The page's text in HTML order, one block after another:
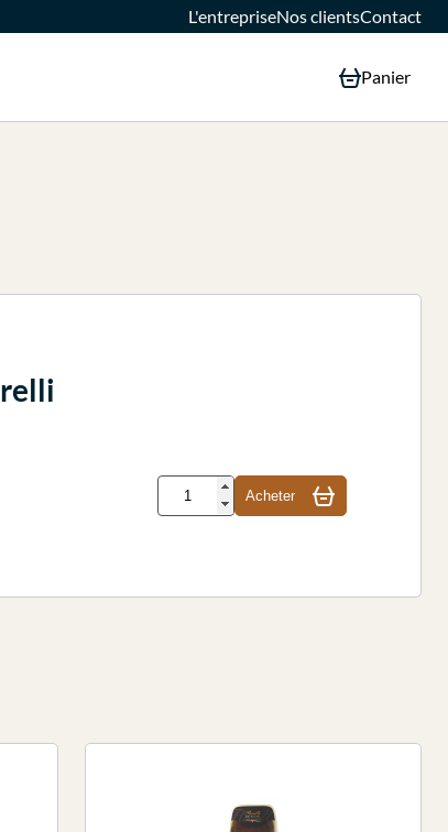
L'entrepriseNos clientsContact
Panier
Acheter